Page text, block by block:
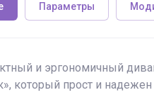
Параметры
и эргономичный
который прост и надежен